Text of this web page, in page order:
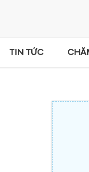
TIN TỨC